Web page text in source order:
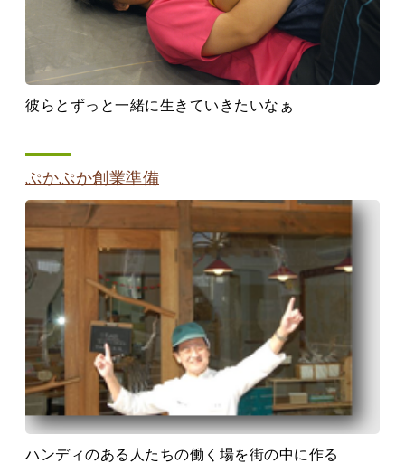
彼らとずっと一緒に生きていきたいなぁ
ぷかぷか創業準備
ハンディのある人たちの働く場を街の中に作る